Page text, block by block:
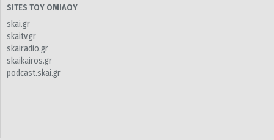
SITES ΤΟΥ ΟΜΙΛΟΥ
skai.gr
skaitv.gr
skairadio.gr
skaikairos.gr
podcast.skai.gr